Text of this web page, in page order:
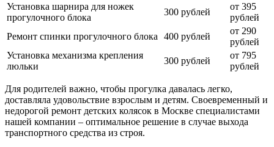
Установка шарнира для ножек
прогулочного блока
300 рублей
от 395
рублей
Ремонт спинки прогулочного блока
400 рублей
от 290
рублей
Установка механизма крепления
люльки
300 рублей
от 795
рублей
Для родителей важно, чтобы прогулка давалась легко,
доставляла удовольствие взрослым и детям. Своевременный и
недорогой ремонт детских колясок в Москве специалистами
нашей компании – оптимальное решение в случае выхода
транспортного средства из строя.